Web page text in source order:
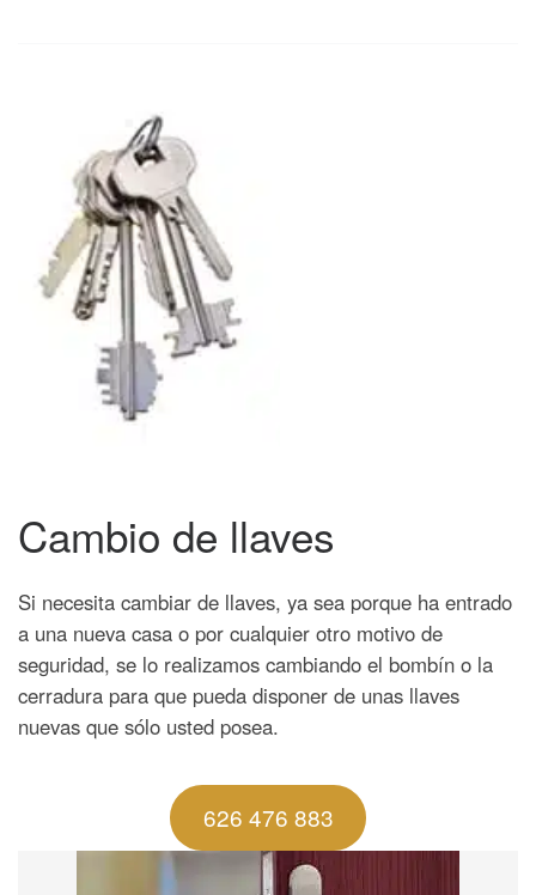
Cambio de llaves
Si necesita cambiar de llaves, ya sea porque ha entrado
a una nueva casa o por cualquier otro motivo de
seguridad, se lo realizamos cambiando el bombín o la
cerradura para que pueda disponer de unas llaves
nuevas que sólo usted posea.
626 476 883